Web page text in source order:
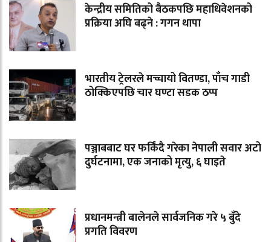
केन्द्रीय समितिको बैठकपछि महाधिवेशनको
प्रक्रिया अघि बढ्ने : गगन थापा
भारतीय ट्रेलरले मच्चायो वितण्डा, पाँच गाडी
ठोक्किएपछि चार घण्टा सडक ठप्प
पञ्जाबबाट घर फर्किंदै गरेका नेपाली सवार अटो
दुर्घटनामा, एक जनाको मृत्यु, ६ घाइते
प्रधानमन्त्री बालेनले सार्वजनिक गरे ५ बुँदे
प्रगति विवरण